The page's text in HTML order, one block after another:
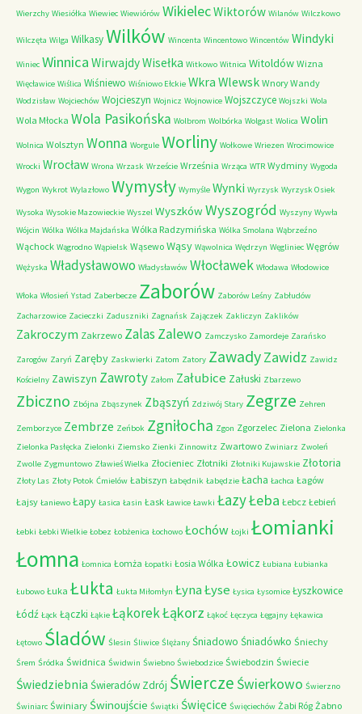
Wierzchy Wiesiółka Wiewiec Wiewiórów WikielecWiktorów Wilanów Wilczkowo
Wilczęta Wilga WilkasyWilków Wincenta Wincentowo Wincentów Windyki
Winiec Winnica WirwajdyWisełka Witkowo Witnica Witoldów Wizna
Więcławice Wiślica Wiśniewo Wiśniowo Ełckie Wkra Wlewsk Wnory Wandy
Wodzisław Wojciechów Wojcieszyn Wojnicz Wojnowice Wojszczyce Wojszki Wola
Wola Młocka Wola Pasikońska Wolbrom Wolbórka Wolgast Wolica Wolin
Wolnica Wolsztyn Wonna Worgule Worliny Wołkowe Wriezen Wrocimowice
Wrocki Wrocław Wrona Wrzask Wrzeście Września Wrząca WTR Wydminy Wygoda
Wygon Wykrot Wylazłowo Wymysły Wymyśle Wynki Wyrzysk Wyrzysk Osiek
Wysoka Wysokie Mazowieckie Wyszel WyszkówWyszogród Wyszyny Wywła
Wójcin Wólka Wólka Majdańska Wólka Radzymińska Wólka Smolana Wąbrzeźno
Wąchock Wągrodno Wąpielsk Wąsewo Wąsy Wąwolnica Wędrzyn Węgliniec Węgrów
Wężyska Władysławowo Władysławów Włocławek Włodawa Włodowice
Włoka Włosień Ystad Zaberbecze Zaborów Zaborów Leśny Zabłudów
Zacharzowice Zacieczki Zaduszniki Zagnańsk Zajączek Zakliczyn Zaklików
Zakroczym Zakrzewo ZalasZalewo Zamczysko Zamordeje Zarańsko
Zarogów Zaryń Zaręby Zaskwierki Zatom Zatory ZawadyZawidz Zawidz
Kościelny Zawiszyn Zawroty Załom Załubice Załuski Zbarzewo
Zbiczno Zbójna Zbąszynek Zbąszyń Zdziwój Stary Zegrze Zehren
Zemborzyce Zembrze Zeńbok Zgniłocha Zgon Zgorzelec Zielona Zielonka
Zielonka Pasłęcka Zielonki Ziemsko Zienki Zinnowitz Zwartowo Zwiniarz Zwoleń
Zwolle Zygmuntowo Zławieś Wielka Złocieniec Złotniki Złotniki Kujawskie Złotoria
Złoty Las Złoty Potok Ćmielów Łabiszyn Łabędnik Łabędzie Łacha Łachca Łagów
Łajsy Łaniewo Łapy Łasica Łasin Łask Ławice Ławki ŁazyŁeba Łebcz Łebień
Łebki Łebki Wielkie Łobez Łobżenica Łochowo Łochów Łojki Łomianki
Łomna Łomnica Łomża Łopatki Łosia Wólka Łowicz Łubiana Łubianka
Łubowo Łuka Łukta Łukta Miłomłyn ŁynaŁyse Łysica Łysomice Łyszkowice
Łódź Łąck Łączki Łąkie ŁąkorekŁąkorz Łąkoć Łęczyca Łęgajny Łękawica
Łętowo Śladów Ślesin Śliwice Ślężany Śniadowo Śniadówko Śniechy
Śrem Śródka Świdnica Świdwin Świebno Świebodzice Świebodzin Świecie
Świedziebnia Świeradów Zdrój Świercze Świerkowo Świerzno
Świniarc Świniary Świnoujście Świątki Święcice Święciechów Żabi Róg Żabno